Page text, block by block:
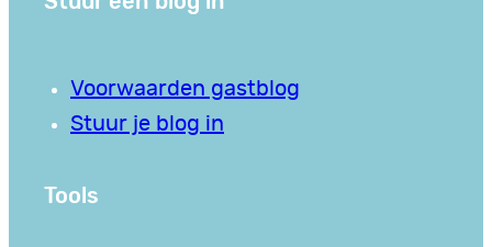
Voorwaarden gastblog
Stuur je blog in
Tools